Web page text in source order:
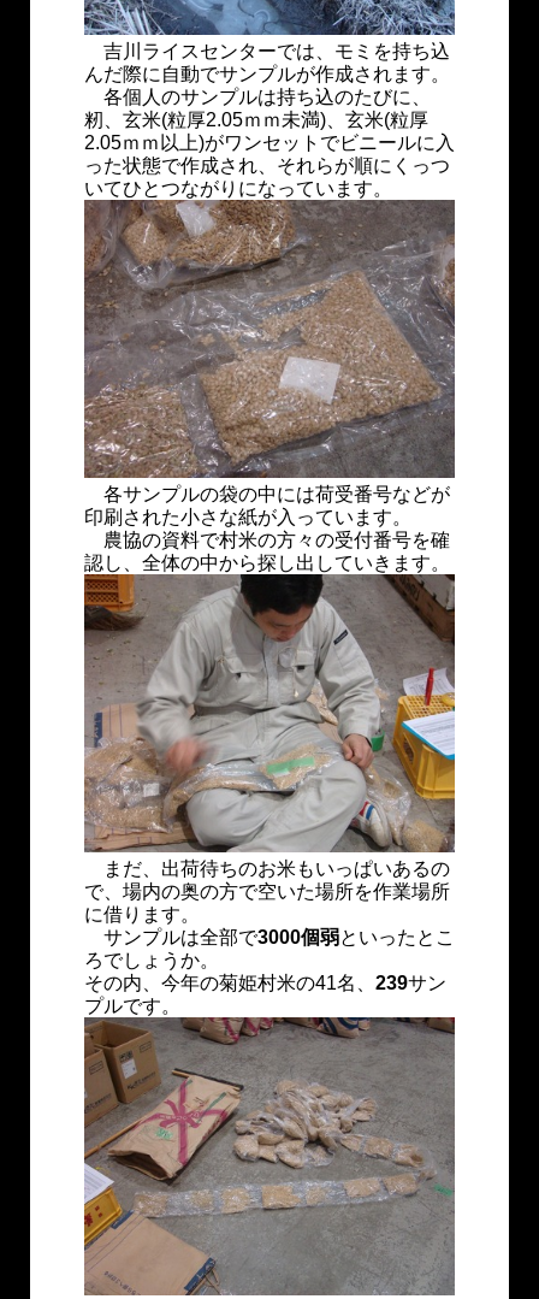
吉川ライスセンターでは、モミを持ち込
んだ際に自動でサンプルが作成されます。
各個人のサンプルは持ち込のたびに、
籾、玄米(粒厚2.05ｍｍ未満)、玄米(粒厚
2.05ｍｍ以上)がワンセットでビニールに入
った状態で作成され、それらが順にくっつ
いてひとつながりになっています。
各サンプルの袋の中には荷受番号などが
印刷された小さな紙が入っています。
農協の資料で村米の方々の受付番号を確
認し、全体の中から探し出していきます。
まだ、出荷待ちのお米もいっぱいあるの
で、場内の奥の方で空いた場所を作業場所
に借ります。
サンプルは全部で3000個弱といったとこ
ろでしょうか。
その内、今年の菊姫村米の41名、 239サン
プルです。